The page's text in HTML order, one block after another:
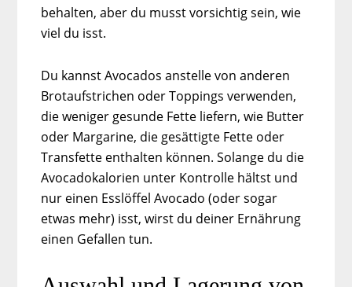
behalten, aber du musst vorsichtig sein, wie
viel du isst.
Du kannst Avocados anstelle von anderen
Brotaufstrichen oder Toppings verwenden,
die weniger gesunde Fette liefern, wie Butter
oder Margarine, die gesättigte Fette oder
Transfette enthalten können. Solange du die
Avocadokalorien unter Kontrolle hältst und
nur einen Esslöffel Avocado (oder sogar
etwas mehr) isst, wirst du deiner Ernährung
einen Gefallen tun.